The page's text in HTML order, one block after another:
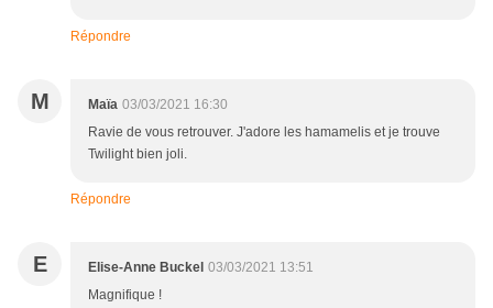
Répondre
M Maïa 03/03/2021 16:30
Ravie de vous retrouver. J'adore les hamamelis et je trouve
Twilight bien joli.
Répondre
E Elise-Anne Buckel 03/03/2021 13:51
Magnifique !